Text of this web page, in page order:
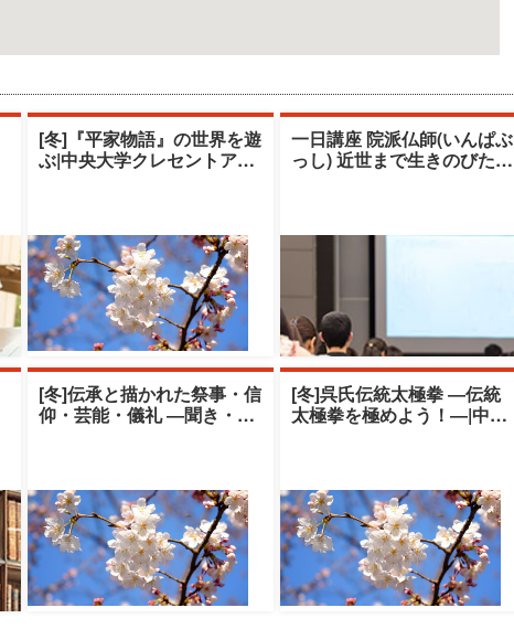
[冬]『平家物語』の世界を遊
ぶ|中央大学クレセントアカ
一日講座 院派仏師(いんぱぶ
っし) 近世まで生きのびたも
[冬]伝承と描かれた祭事・信
仰・芸能・儀礼 ―聞き・伝
[冬]呉氏伝統太極拳 ―伝統
太極拳を極めよう！―|中央